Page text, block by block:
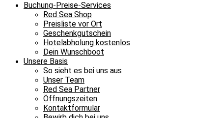
Buchung-Preise-Services
Red Sea Shop
Preisliste vor Ort
Geschenkgutschein
Hotelabholung kostenlos
Dein Wunschboot
Unsere Basis
So sieht es bei uns aus
Unser Team
Red Sea Partner
Öffnungszeiten
Kontaktformular